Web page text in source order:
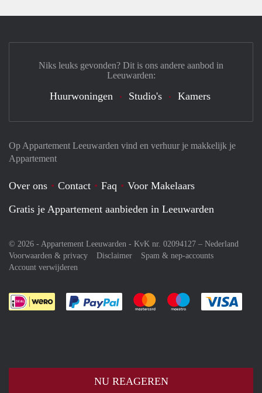
NU REAGEREN
Op Appartement Leeuwarden vind en verhuur je makkelijk je
Appartement
Over ons Contact Faq
Voor Makelaars
Gratis je Appartement aanbieden in Leeuwarden
© 2026 - Appartement Leeuwarden - KvK nr. 02094127 – Nederland
Voorwaarden & privacy
Disclaimer
Spam & nep-accounts
Account verwijderen
Je rekent gemakkelijk af met Paypal
Je rekent gemakkelijk af met
Je rekent
Niks leuks gevonden? Dit is ons andere aanbod in
Leeuwarden:
Huurwoningen Studio's Kamers